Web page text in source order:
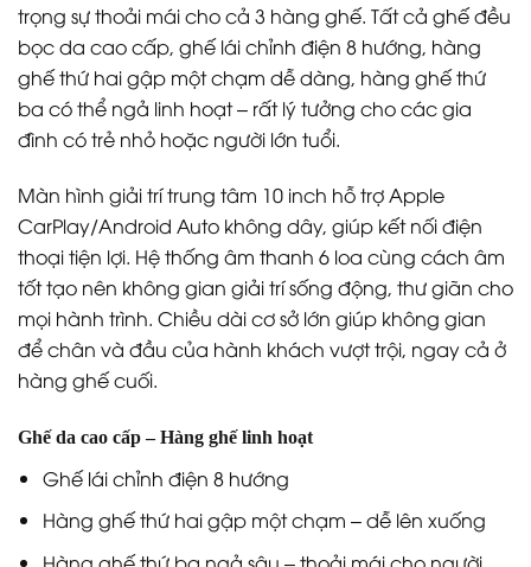
trọng sự thoải mái cho cả 3 hàng ghế. Tất cả ghế đều
bọc da cao cấp, ghế lái chỉnh điện 8 hướng, hàng
ghế thứ hai gập một chạm dễ dàng, hàng ghế thứ
ba có thể ngả linh hoạt – rất lý tưởng cho các gia
đình có trẻ nhỏ hoặc người lớn tuổi.
Màn hình giải trí trung tâm 10 inch hỗ trợ Apple
CarPlay/Android Auto không dây, giúp kết nối điện
thoại tiện lợi. Hệ thống âm thanh 6 loa cùng cách âm
tốt tạo nên không gian giải trí sống động, thư giãn cho
mọi hành trình. Chiều dài cơ sở lớn giúp không gian
để chân và đầu của hành khách vượt trội, ngay cả ở
hàng ghế cuối.
Ghế da cao cấp – Hàng ghế linh hoạt
Ghế lái chỉnh điện 8 hướng
Hàng ghế thứ hai gập một chạm – dễ lên xuống